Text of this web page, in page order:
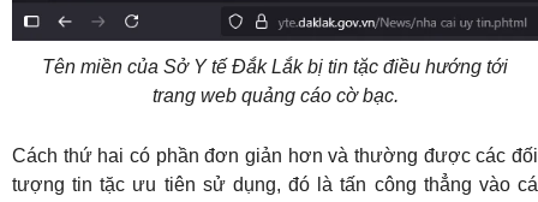
Tên miền của Sở Y tế Đắk Lắk bị tin tặc điều hướng tới
trang web quảng cáo cờ bạc.
Cách thứ hai có phần đơn giản hơn và thường được các đối
tượng tin tặc ưu tiên sử dụng, đó là tấn công thẳng vào cá